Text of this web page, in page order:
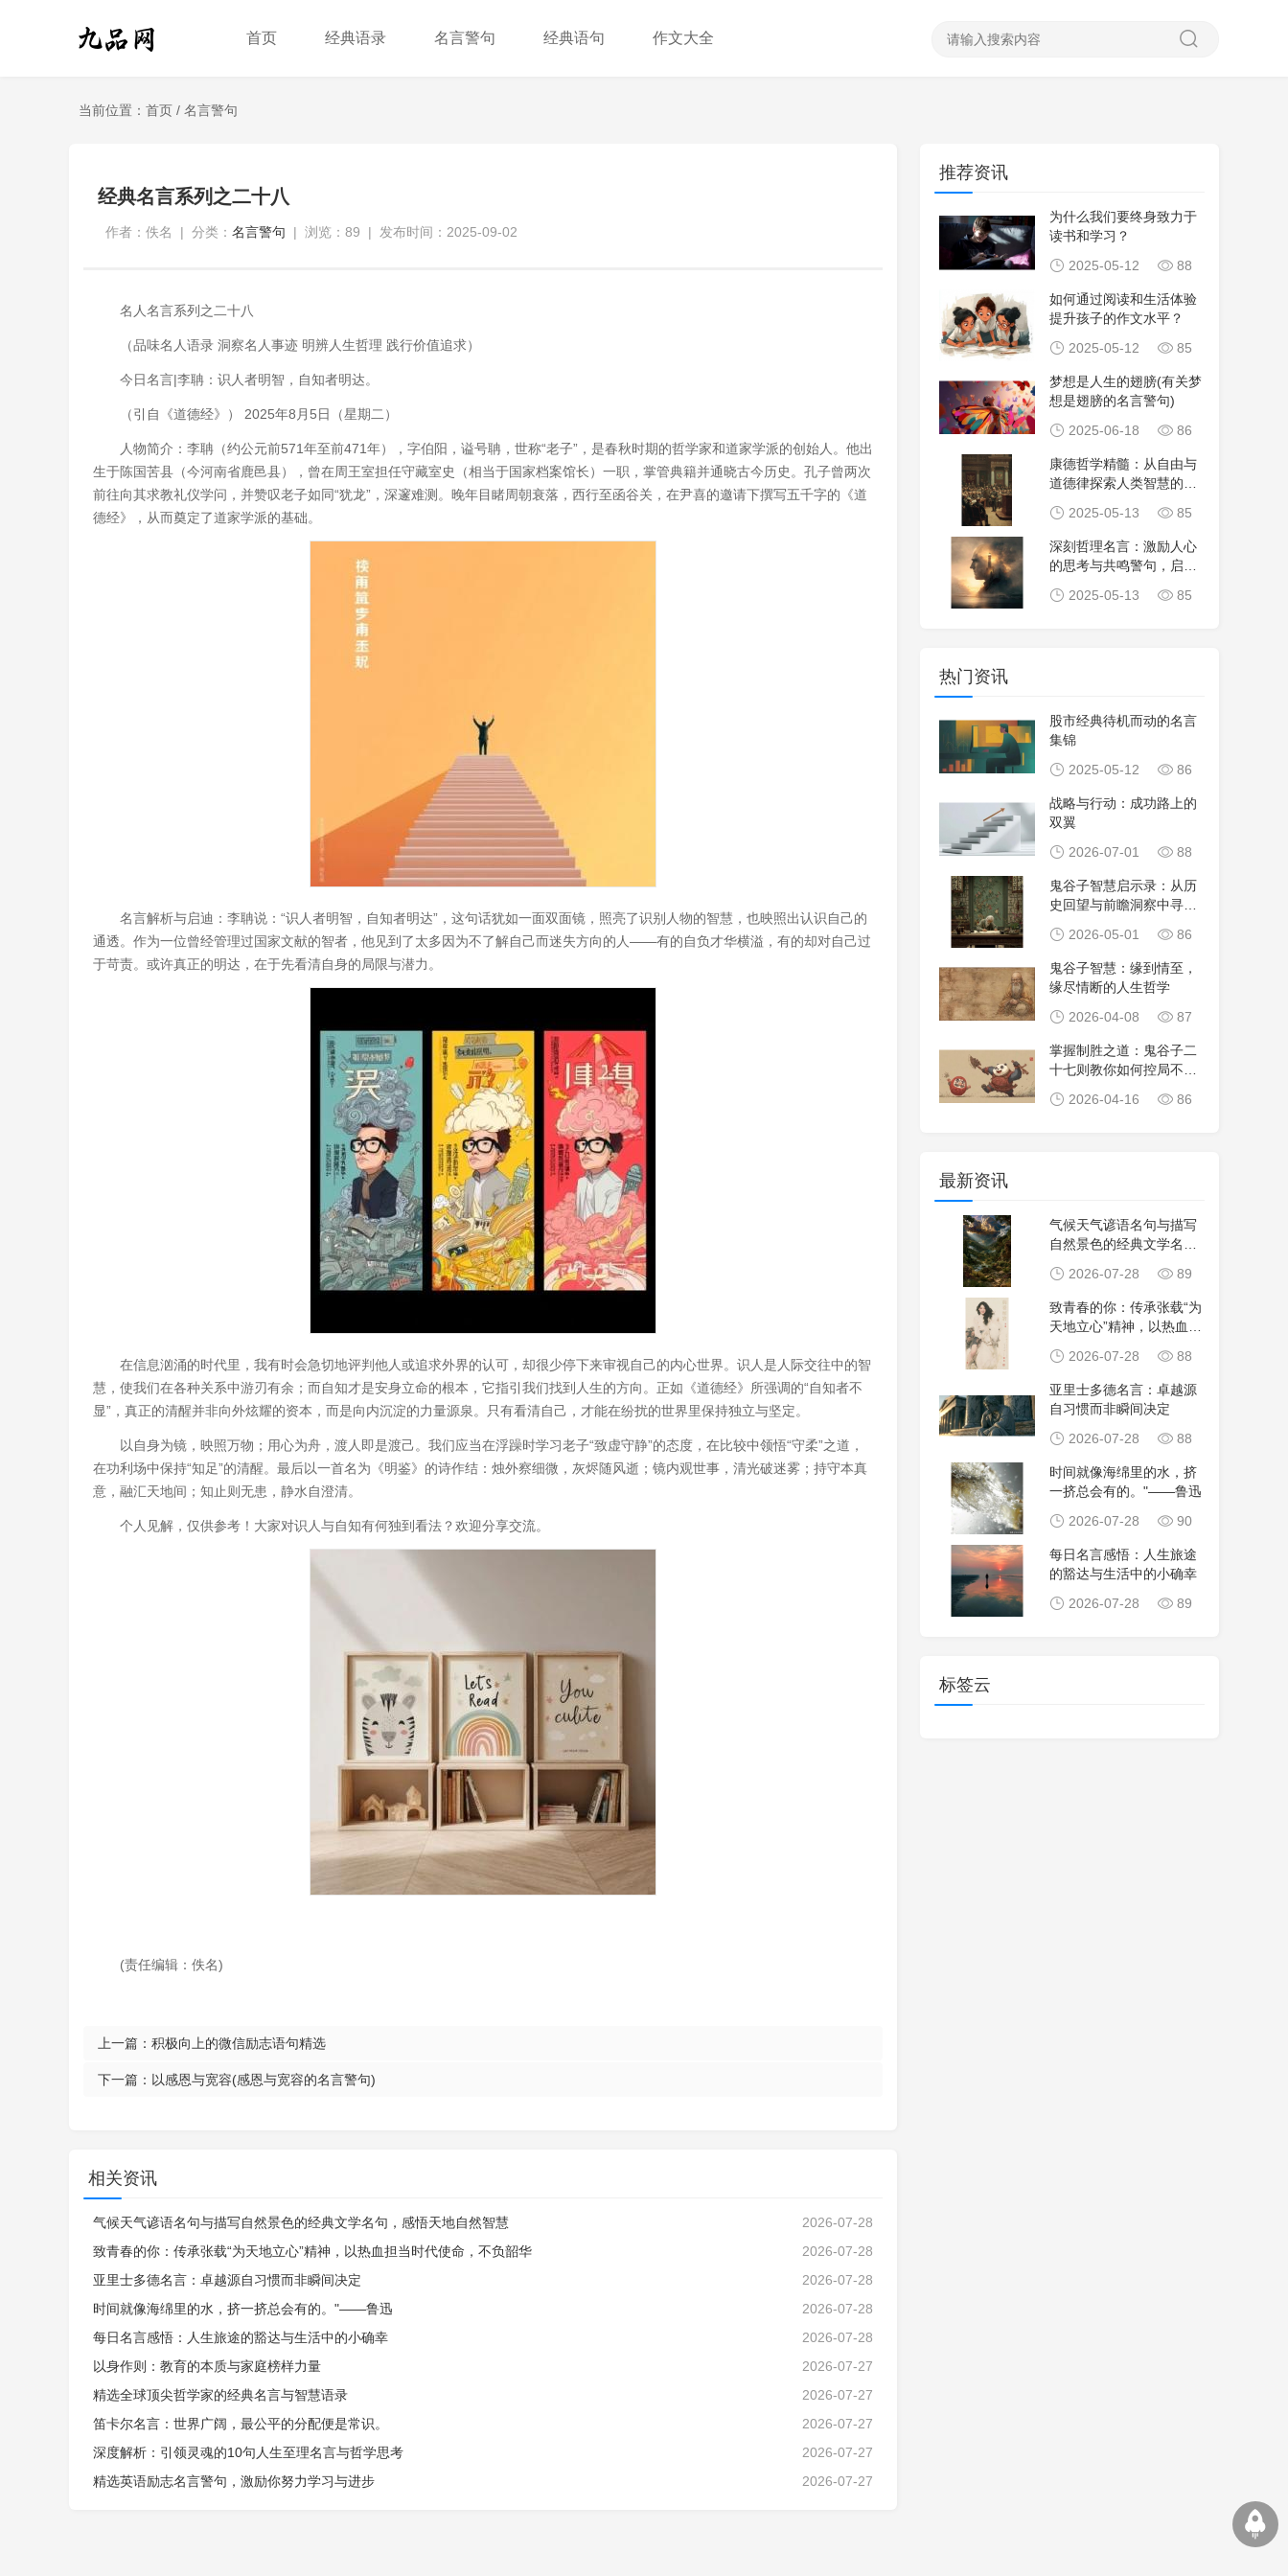
首页 经典语录 名言警句 经典语句 作文大全
当前位置： 首页 / 名言警句
经典名言系列之二十八
作者：佚名 | 分类： 名言警句 | 浏览：89 | 发布时间：2025-09-02
名人名言系列之二十八
（品味名人语录 洞察名人事迹 明辨人生哲理 践行价值追求）
今日名言|李聃：识人者明智，自知者明达。
（引自《道德经》） 2025年8月5日（星期二）
人物简介：李聃（约公元前571年至前471年），字伯阳，谥号聃，世称“老子”，是春秋时期的哲学家和道家学派的创始人。他出
生于陈国苦县（今河南省鹿邑县），曾在周王室担任守藏室史（相当于国家档案馆长）一职，掌管典籍并通晓古今历史。孔子曾两次
前往向其求教礼仪学问，并赞叹老子如同“犹龙”，深邃难测。晚年目睹周朝衰落，西行至函谷关，在尹喜的邀请下撰写五千字的《道
德经》，从而奠定了道家学派的基础。
名言解析与启迪：李聃说：“识人者明智，自知者明达”，这句话犹如一面双面镜，照亮了识别人物的智慧，也映照出认识自己的
通透。作为一位曾经管理过国家文献的智者，他见到了太多因为不了解自己而迷失方向的人——有的自负才华横溢，有的却对自己过
于苛责。或许真正的明达，在于先看清自身的局限与潜力。
在信息汹涌的时代里，我有时会急切地评判他人或追求外界的认可，却很少停下来审视自己的内心世界。识人是人际交往中的智
慧，使我们在各种关系中游刃有余；而自知才是安身立命的根本，它指引我们找到人生的方向。正如《道德经》所强调的“自知者不
显”，真正的清醒并非向外炫耀的资本，而是向内沉淀的力量源泉。只有看清自己，才能在纷扰的世界里保持独立与坚定。
以自身为镜，映照万物；用心为舟，渡人即是渡己。我们应当在浮躁时学习老子“致虚守静”的态度，在比较中领悟“守柔”之道，
在功利场中保持“知足”的清醒。最后以一首名为《明鉴》的诗作结：烛外察细微，灰烬随风逝；镜内观世事，清光破迷雾；持守本真
意，融汇天地间；知止则无患，静水自澄清。
个人见解，仅供参考！大家对识人与自知有何独到看法？欢迎分享交流。
(责任编辑：佚名)
上一篇： 积极向上的微信励志语句精选
下一篇： 以感恩与宽容(感恩与宽容的名言警句)
相关资讯
2026-07-28
气候天气谚语名句与描写自然景色的经典文学名句，感悟天地自然智慧
2026-07-28
致青春的你：传承张载“为天地立心”精神，以热血担当时代使命，不负韶华
2026-07-28
亚里士多德名言：卓越源自习惯而非瞬间决定
2026-07-28
时间就像海绵里的水，挤一挤总会有的。"——鲁迅
2026-07-28
每日名言感悟：人生旅途的豁达与生活中的小确幸
2026-07-27
以身作则：教育的本质与家庭榜样力量
2026-07-27
精选全球顶尖哲学家的经典名言与智慧语录
2026-07-27
笛卡尔名言：世界广阔，最公平的分配便是常识。
2026-07-27
深度解析：引领灵魂的10句人生至理名言与哲学思考
2026-07-27
精选英语励志名言警句，激励你努力学习与进步
推荐资讯
为什么我们要终身致力于
读书和学习？
2025-05-12
88
如何通过阅读和生活体验
提升孩子的作文水平？
2025-05-12
85
梦想是人生的翅膀(有关梦
想是翅膀的名言警句)
2025-06-18
86
康德哲学精髓：从自由与
道德律探索人类智慧的深
2025-05-13 85
深刻哲理名言：激励人心
的思考与共鸣警句，启迪
2025-05-13 85
热门资讯
股市经典待机而动的名言
集锦
2025-05-12
86
战略与行动：成功路上的
双翼
2026-07-01
88
鬼谷子智慧启示录：从历
史回望与前瞻洞察中寻找
2026-05-01 86
鬼谷子智慧：缘到情至，
缘尽情断的人生哲学
2026-04-08
87
掌握制胜之道：鬼谷子二
十七则教你如何控局不从
2026-04-16 86
最新资讯
气候天气谚语名句与描写
自然景色的经典文学名
2026-07-28 89
致青春的你：传承张载“为
天地立心”精神，以热血担
2026-07-28 88
亚里士多德名言：卓越源
自习惯而非瞬间决定
2026-07-28
88
时间就像海绵里的水，挤
一挤总会有的。"——鲁迅
2026-07-28
90
每日名言感悟：人生旅途
的豁达与生活中的小确幸
2026-07-28
89
标签云